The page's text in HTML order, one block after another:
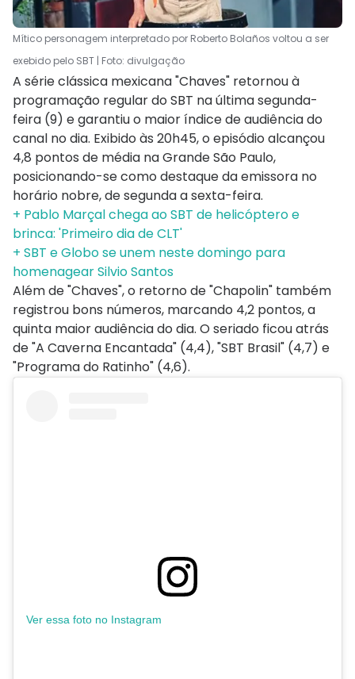
Mítico personagem interpretado por Roberto Bolaños voltou a ser
exebido pelo SBT | Foto: divulgação
A série clássica mexicana "Chaves" retornou à
programação regular do SBT na última segunda-
feira (9) e garantiu o maior índice de audiência do
canal no dia. Exibido às 20h45, o episódio alcançou
4,8 pontos de média na Grande São Paulo,
posicionando-se como destaque da emissora no
horário nobre, de segunda a sexta-feira.
+ Pablo Marçal chega ao SBT de helicóptero e
brinca: 'Primeiro dia de CLT'
+ SBT e Globo se unem neste domingo para
homenagear Silvio Santos
Além de "Chaves", o retorno de "Chapolin" também
registrou bons números, marcando 4,2 pontos, a
quinta maior audiência do dia. O seriado ficou atrás
de "A Caverna Encantada" (4,4), "SBT Brasil" (4,7) e
"Programa do Ratinho" (4,6).
Ver essa foto no Instagram